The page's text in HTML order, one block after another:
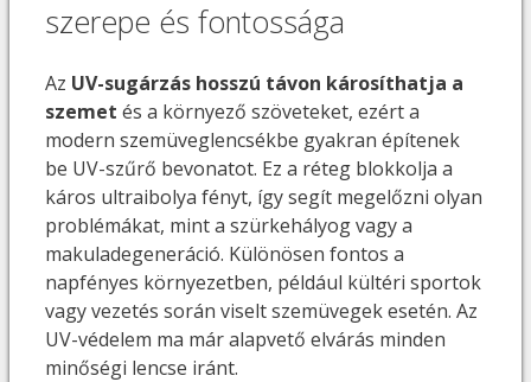
szerepe és fontossága
Az UV-sugárzás hosszú távon károsíthatja a
szemet és a környező szöveteket, ezért a
modern szemüveglencsékbe gyakran építenek
be UV-szűrő bevonatot. Ez a réteg blokkolja a
káros ultraibolya fényt, így segít megelőzni olyan
problémákat, mint a szürkehályog vagy a
makuladegeneráció. Különösen fontos a
napfényes környezetben, például kültéri sportok
vagy vezetés során viselt szemüvegek esetén. Az
UV-védelem ma már alapvető elvárás minden
minőségi lencse iránt.